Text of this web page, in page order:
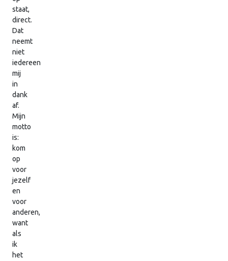
staat,
direct.
Dat
neemt
niet
iedereen
mij
in
dank
af.
Mijn
motto
is:
kom
op
voor
jezelf
en
voor
anderen,
want
als
ik
het